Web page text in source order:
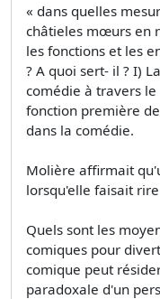
« dans quelles
châtieles mœurs en
les fonctions et les
? A quoi sert- il ? I)
comédie à travers
fonction première
dans la comédie.
Molière affirmait
lorsqu'elle faisait
Quels sont les
comiques pour
comique peut
paradoxale d'un